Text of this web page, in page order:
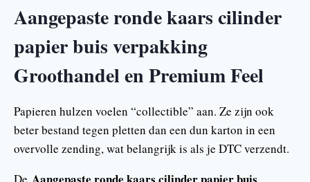
Aangepaste ronde kaars cilinder
papier buis verpakking
Groothandel en Premium Feel
Papieren hulzen voelen “collectible” aan. Ze zijn ook
beter bestand tegen pletten dan een dun karton in een
overvolle zending, wat belangrijk is als je DTC verzendt.